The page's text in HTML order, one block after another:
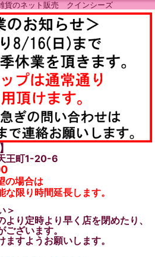
貨のネット販売 クインシーズ
王町1-20-6
の場合は
限り時間延長します。
＞
り定時より早く店を閉めたり、
ざいます。
すようお願いします。